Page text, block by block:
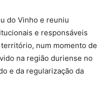
do Vinho e reuniu
e responsáveis
num momento de
na região duriense no
e da regularização da